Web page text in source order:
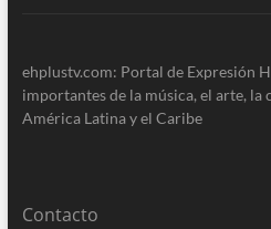
ehplustv.com: Portal de Expresión
importantes de la música, el arte, la
América Latina y el Caribe
Contacto